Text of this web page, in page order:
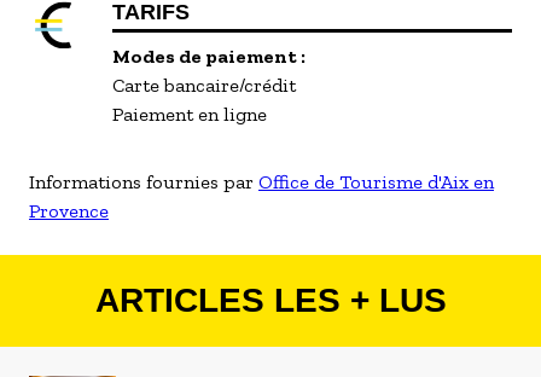
TARIFS
Modes de paiement :
Carte bancaire/crédit
Paiement en ligne
Informations fournies par Office de Tourisme d'Aix en
Provence
ARTICLES LES + LUS